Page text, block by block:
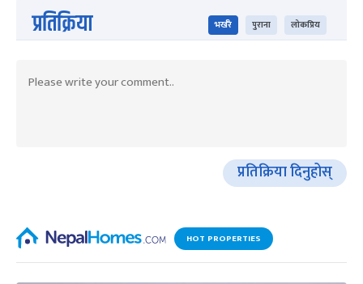
प्रतिक्रिया भर्खरै पुराना लोकप्रिय
प्रतिक्रिया दिनुहोस्
HOT PROPERTIES